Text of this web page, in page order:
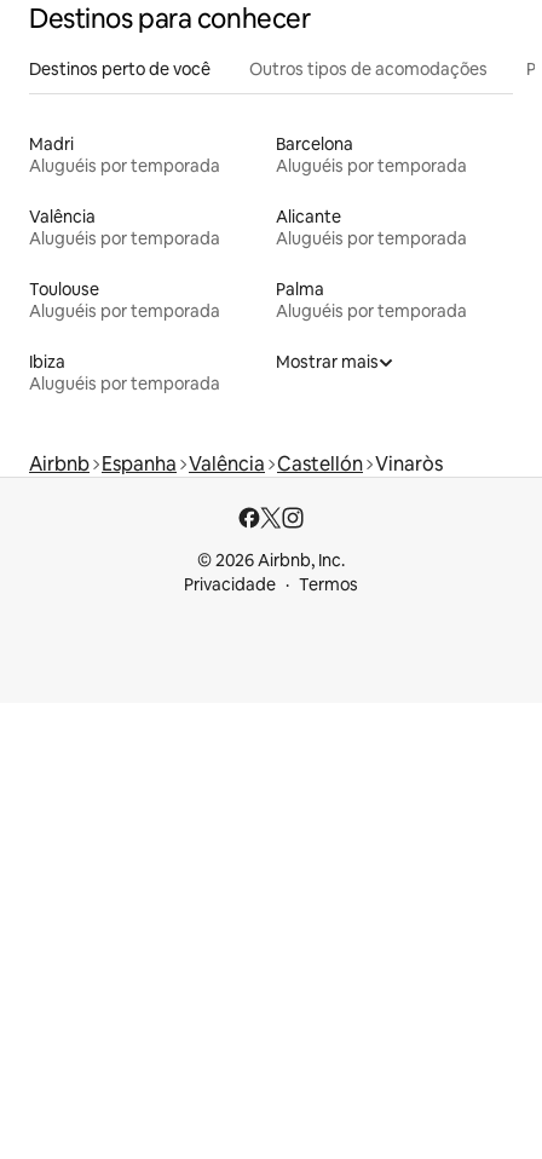
Destinos para conhecer
Destinos perto de você Outros tipos de acomodações
Madri
Aluguéis por temporada
Barcelona
Aluguéis por temporada
Valência
Aluguéis por temporada
Alicante
Aluguéis por temporada
Toulouse
Aluguéis por temporada
Palma
Aluguéis por temporada
Ibiza
Aluguéis por temporada
Mostrar mais
Airbnb Espanha Valência Castellón Vinaròs
© 2026 Airbnb, Inc.
Privacidade
Termos